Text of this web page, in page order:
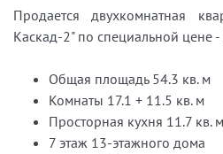
Продается двухкомнатная
Каскад-2" по специальной цене
Общая площадь 54.3 кв. м
Комнаты 17.1 + 11.5 кв. м
Просторная кухня 11.7 кв. м
7 этаж 13-этажного дома